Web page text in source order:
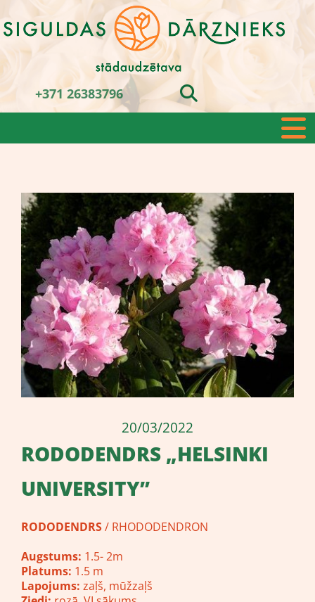
+371 26383796
20/03/2022
RODODENDRS „HELSINKI
UNIVERSITY”
RODODENDRS/ RHODODENDRON
Augstums: 1.5- 2m
Platums: 1.5 m
Lapojums: zaļš, mūžzaļš